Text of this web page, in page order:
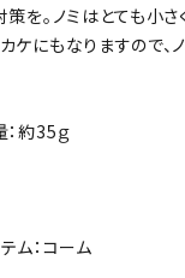
を。ノミはとても小さ
ケにもなりますので、
：約35ｇ
ム：コーム